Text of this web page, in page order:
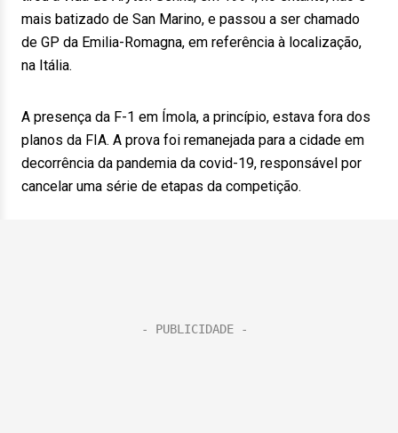
mais batizado de San Marino, e passou a ser chamado
de GP da Emilia-Romagna, em referência à localização,
na Itália.
A presença da F-1 em Ímola, a princípio, estava fora dos
planos da FIA. A prova foi remanejada para a cidade em
decorrência da pandemia da covid-19, responsável por
cancelar uma série de etapas da competição.